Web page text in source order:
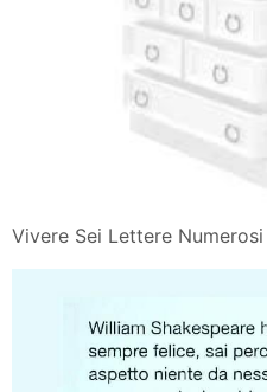
Vivere Sei Lettere